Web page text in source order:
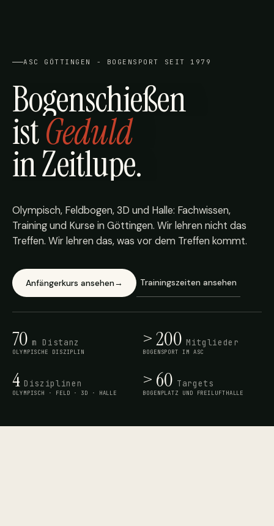
ASC GÖTTINGEN - BOGENSPORT SEIT 1979
Bogenschießen
istGeduld
in Zeitlupe.
Olympisch, Feldbogen, 3D und Halle: Fachwissen,
Training und Kurse in Göttingen. Wir lehren nicht das
Treffen. Wir lehren das, was vor dem Treffen kommt.
Anfängerkurs ansehen→ Trainingszeiten ansehen
70 m Distanz
OLYMPISCHE DISZIPLIN
> 200 Mitglieder
BOGENSPORT IM ASC
4 Disziplinen
OLYMPISCH · FELD · 3D · HALLE
> 60 Targets
BOGENPLATZ UND FREILUFTHALLE